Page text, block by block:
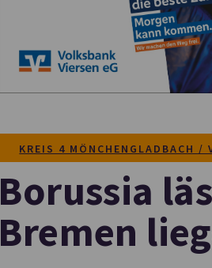
KREIS 4 MÖNCHENGLADBACH /
Borussia
Bremen